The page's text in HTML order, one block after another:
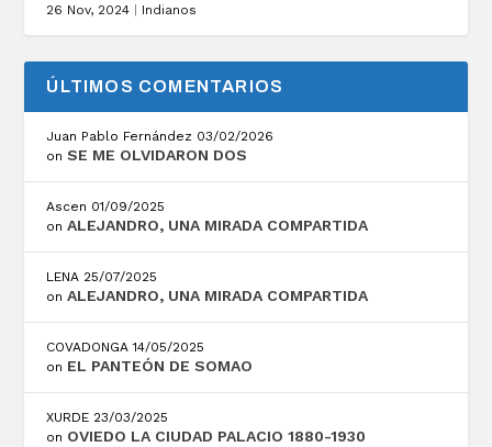
26 Nov, 2024 Indianos
ÚLTIMOS COMENTARIOS
Juan Pablo Fernández 03/02/2026
onSE ME OLVIDARON DOS
Ascen 01/09/2025
onALEJANDRO, UNA MIRADA COMPARTIDA
LENA 25/07/2025
onALEJANDRO, UNA MIRADA COMPARTIDA
COVADONGA 14/05/2025
on EL PANTEÓN DE SOMAO
XURDE 23/03/2025
on OVIEDO LA CIUDAD PALACIO 1880-1930